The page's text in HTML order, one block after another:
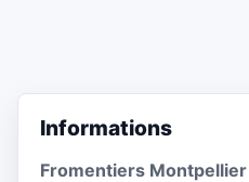
Informations
Fromentiers Montpellier